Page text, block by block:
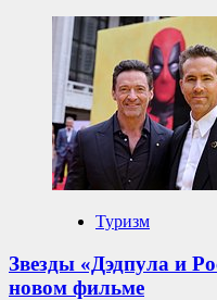
Туризм
Звезды «Дэдпула и
новом фильме